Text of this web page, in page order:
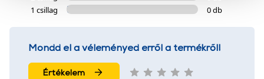
szolgáltatásaink biztosításához szükségesek. Az oldal
1 csillag
0 db
Mondd el a véleményed erről a termékről!
Értékelem